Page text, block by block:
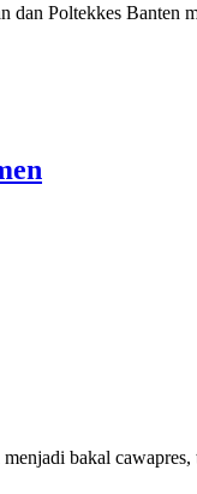
Poltekkes Banten
bakal